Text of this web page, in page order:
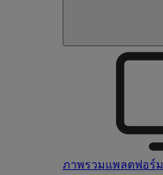
ภาพรวมแพลตฟอร์ม